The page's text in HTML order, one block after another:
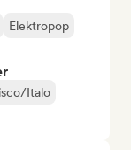
Elektropop
Italo